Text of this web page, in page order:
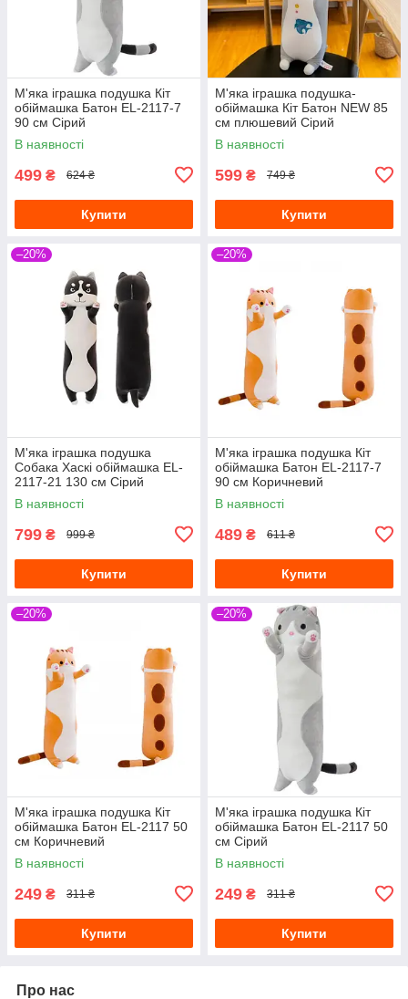
М'яка іграшка подушка Кіт
обіймашка Батон EL-2117-7
90 см Сірий
В наявності
499 ₴ 624 ₴
Купити
М'яка іграшка подушка-
обіймашка Кіт Батон NEW 85
см плюшевий Сірий
В наявності
599 ₴ 749 ₴
Купити
–20%
М'яка іграшка подушка
Собака Хаскі обіймашка EL-
2117-21 130 см Сірий
В наявності
799 ₴ 999 ₴
Купити
–20%
М'яка іграшка подушка Кіт
обіймашка Батон EL-2117-7
90 см Коричневий
В наявності
489 ₴ 611 ₴
Купити
–20%
М'яка іграшка подушка Кіт
обіймашка Батон EL-2117 50
см Коричневий
В наявності
249 ₴ 311 ₴
Купити
–20%
М'яка іграшка подушка Кіт
обіймашка Батон EL-2117 50
см Сірий
В наявності
249 ₴ 311 ₴
Купити
Про нас